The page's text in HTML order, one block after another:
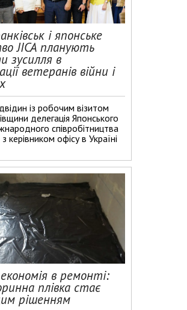
і японське
JICA планують
зусилля в
ветеранів війни і
із робочим візитом
делегація Японського
співробітництва
керівником офісу в Україні
в ремонті:
плівка стає
рішенням